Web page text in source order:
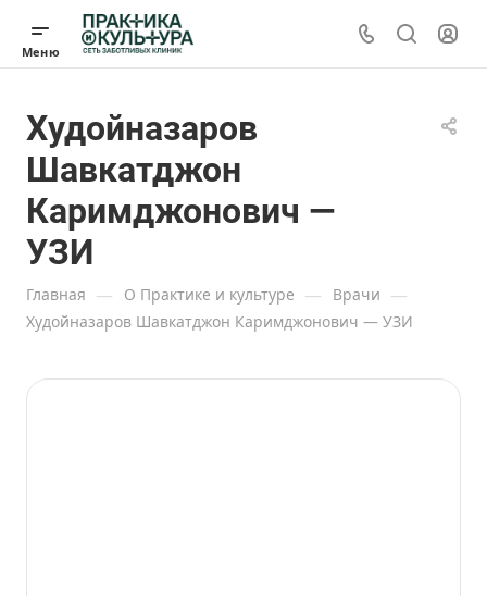
Худойназаров
Шавкатджон
Каримджонович —
УЗИ
Главная — О Практике и культуре — Врачи —
Худойназаров Шавкатджон Каримджонович — УЗИ